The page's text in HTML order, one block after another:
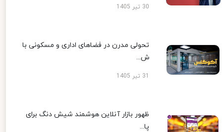
30 تیر 1405
تحولی مدرن در فضاهای اداری و مسکونی با
ش...
ظهور بازار آنلاین هوشمند شیش دنگ برای
پا...